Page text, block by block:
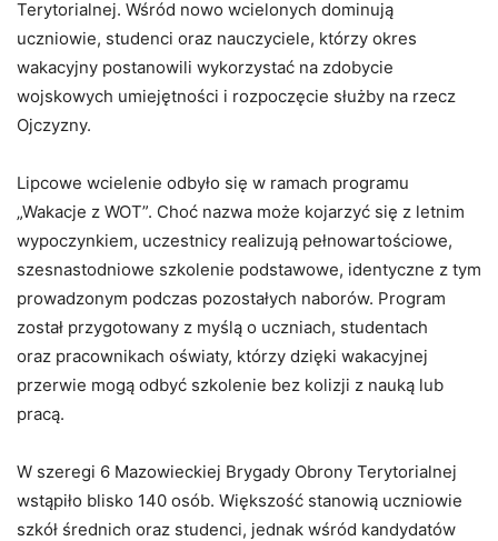
Terytorialnej. Wśród nowo wcielonych dominują
uczniowie, studenci oraz nauczyciele, którzy okres
wakacyjny postanowili wykorzystać na zdobycie
wojskowych umiejętności i rozpoczęcie służby na rzecz
Ojczyzny.
Lipcowe wcielenie odbyło się w ramach programu
„Wakacje z WOT”. Choć nazwa może kojarzyć się z letnim
wypoczynkiem, uczestnicy realizują pełnowartościowe,
szesnastodniowe szkolenie podstawowe, identyczne z tym
prowadzonym podczas pozostałych naborów. Program
został przygotowany z myślą o uczniach, studentach
oraz pracownikach oświaty, którzy dzięki wakacyjnej
przerwie mogą odbyć szkolenie bez kolizji z nauką lub
pracą.
W szeregi 6 Mazowieckiej Brygady Obrony Terytorialnej
wstąpiło blisko 140 osób. Większość stanowią uczniowie
szkół średnich oraz studenci, jednak wśród kandydatów